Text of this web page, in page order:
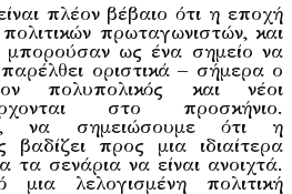
πλέον βέβαιο ότι η εποχή
πρωταγωνιστών, και
μπορούσαν ως ένα σημείο να
οριστικά – σήμερα ο
πολυπολικός και νέοι
στο προσκήνιο.
να σημειώσουμε ότι η
βαδίζει προς μια ιδιαίτερα
τα σενάρια να είναι ανοιχτά.
λελογισμένη πολιτική